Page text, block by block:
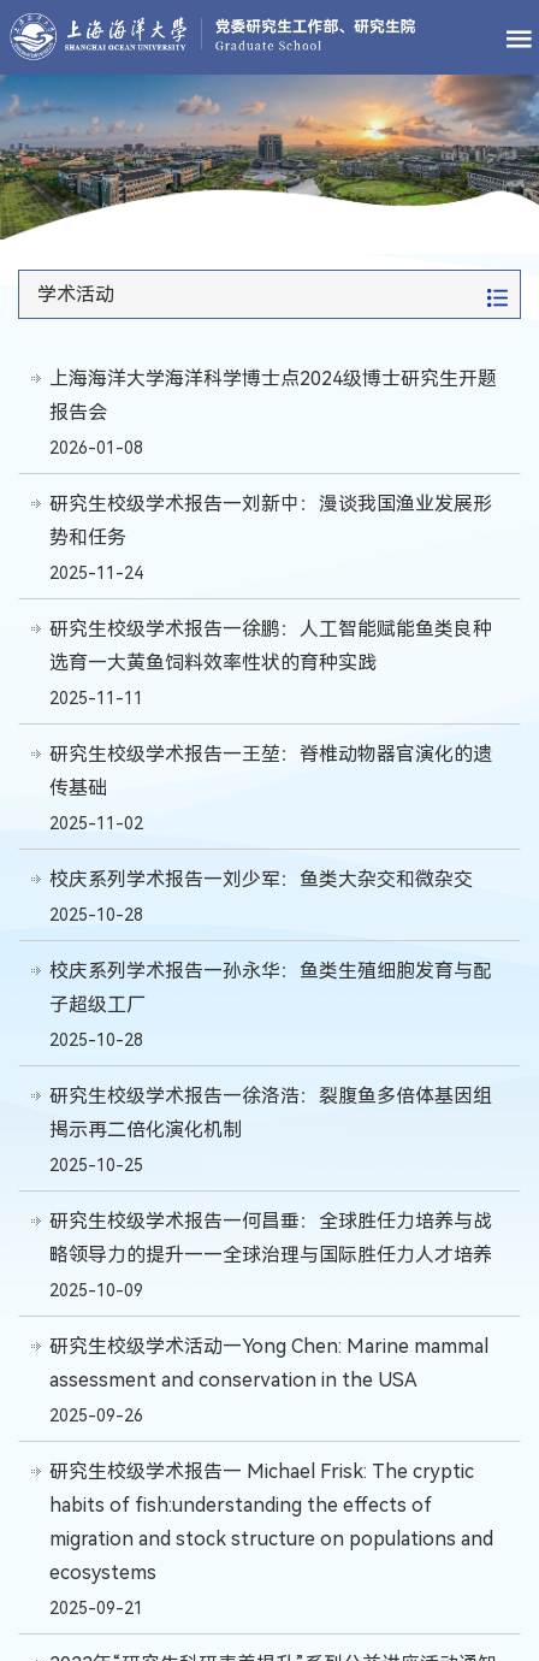
学术活动
上海海洋大学海洋科学博士点2024级博士研究生开题
报告会
2026-01-08
研究生校级学术报告—刘新中：漫谈我国渔业发展形
势和任务
2025-11-24
研究生校级学术报告—徐鹏：人工智能赋能鱼类良种
选育—大黄鱼饲料效率性状的育种实践
2025-11-11
研究生校级学术报告—王堃：脊椎动物器官演化的遗
传基础
2025-11-02
校庆系列学术报告—刘少军：鱼类大杂交和微杂交
2025-10-28
校庆系列学术报告—孙永华：鱼类生殖细胞发育与配
子超级工厂
2025-10-28
研究生校级学术报告—徐洛浩：裂腹鱼多倍体基因组
揭示再二倍化演化机制
2025-10-25
研究生校级学术报告—何昌垂：全球胜任力培养与战
略领导力的提升——全球治理与国际胜任力人才培养
2025-10-09
研究生校级学术活动—Yong Chen: Marine mammal
assessment and conservation in the USA
2025-09-26
研究生校级学术报告— Michael Frisk: The cryptic
habits of fish:understanding the effects of
migration and stock structure on populations and
ecosystems
2025-09-21